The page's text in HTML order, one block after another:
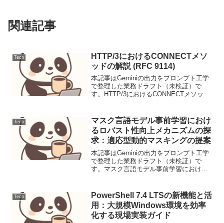
関連記事
Tech
HTTP/3におけるCONNECTメソ
ッドの解説 (RFC 9114)
本記事はGeminiの出力をプロンプト工学
で整理した業務ドラフト（未検証）で
す。HTTP/3におけるCONNECTメソッド
とで、従来のHTTPプロト...
Tech
マスク言語モデル事前学習におけ
るロバスト性向上メカニズムの探
求：適応型動的マスキングの提案
本記事はGeminiの出力をプロンプト工学
で整理した業務ドラフト（未検証）で
す。マスク言語モデル事前学習における
研究）近年の自然言語処理分野における
Transform...
Tech
PowerShell 7.4 LTSの新機能と活
用：大規模Windows環境を効率
化する現場実装ガイド